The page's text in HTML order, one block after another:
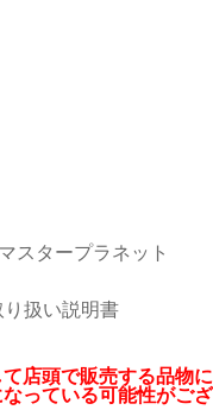
スタープラネット
扱い説明書
店頭で販売する品物に
っている可能性がござ